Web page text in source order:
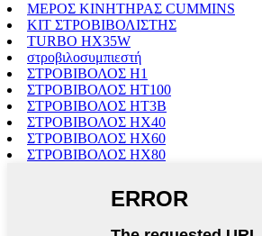
ΜΕΡΟΣ ΚΙΝΗΤΗΡΑΣ CUMMINS
ΚΙΤ ΣΤΡΟΒΙΒΟΛΙΣΤΗΣ
TURBO HX35W
στροβιλοσυμπιεστή
ΣΤΡΟΒΙΒΟΛΟΣ H1
ΣΤΡΟΒΙΒΟΛΟΣ HT100
ΣΤΡΟΒΙΒΟΛΟΣ HT3B
ΣΤΡΟΒΙΒΟΛΟΣ HX40
ΣΤΡΟΒΙΒΟΛΟΣ HX60
ΣΤΡΟΒΙΒΟΛΟΣ HX80